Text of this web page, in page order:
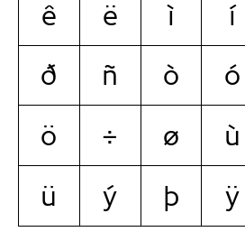
ê
ë ì í
ð
ñ ò ó
ö
÷ ø ù
ü
ý þ ÿ